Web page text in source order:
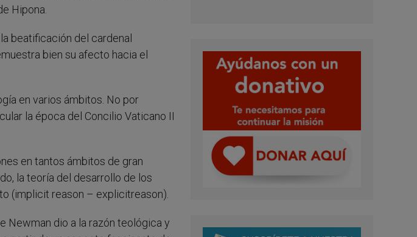
Hipona.
beatificación del cardenal
bien su afecto hacia el
en varios ámbitos. No por
la época del Concilio Vaticano II
en tantos ámbitos de gran
la teoría del desarrollo de los
(implicit reason – explicitreason).
Newman dio a la razón teológica y